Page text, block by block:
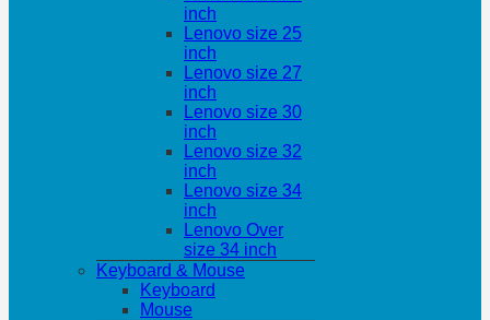
inch
Lenovo size 25
inch
Lenovo size 27
inch
Lenovo size 30
inch
Lenovo size 32
inch
Lenovo size 34
inch
Lenovo Over
size 34 inch
Keyboard & Mouse
Keyboard
Mouse